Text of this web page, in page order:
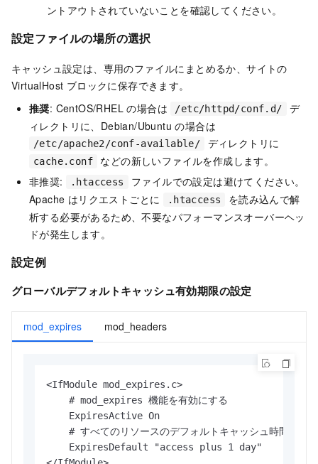
ントアウトされていないことを確認してください。
設定ファイルの場所の選択
キャッシュ設定は、専用のファイルにまとめるか、サイトの
VirtualHost ブロックに保存できます。
推奨: CentOS/RHEL の場合は /etc/httpd/conf.d/
デ
ィレクトリに、Debian/Ubuntu の場合は
/etc/apache2/conf-available/ ディレクトリに
cache.conf
などの新しいファイルを作成します。
非推奨:
.htaccess
ファイルでの設定は避けてください。
Apache はリクエストごとに
.htaccess
を読み込んで解
析する必要があるため、不要なパフォーマンスオーバーヘッ
ドが発生します。
設定例
グローバルデフォルトキャッシュ有効期限の設定
mod_expires mod_headers
<IfModule mod_expires.c>
    # mod_expires 機能を有効にする
    ExpiresActive On
# すべてのリソースのデフォルトキャッシュ時間を 1
    ExpiresDefault "access plus 1 day"